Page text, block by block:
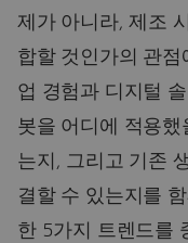
제가 아니라, 제조
합할 것인가의 관
업 경험과 디지털
봇을 어디에 적용했
는지, 그리고 기존
결할 수 있는지를
한 5가지 트렌드를